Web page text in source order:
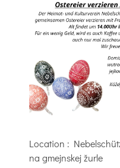
Location :
na gmejnskej žurle